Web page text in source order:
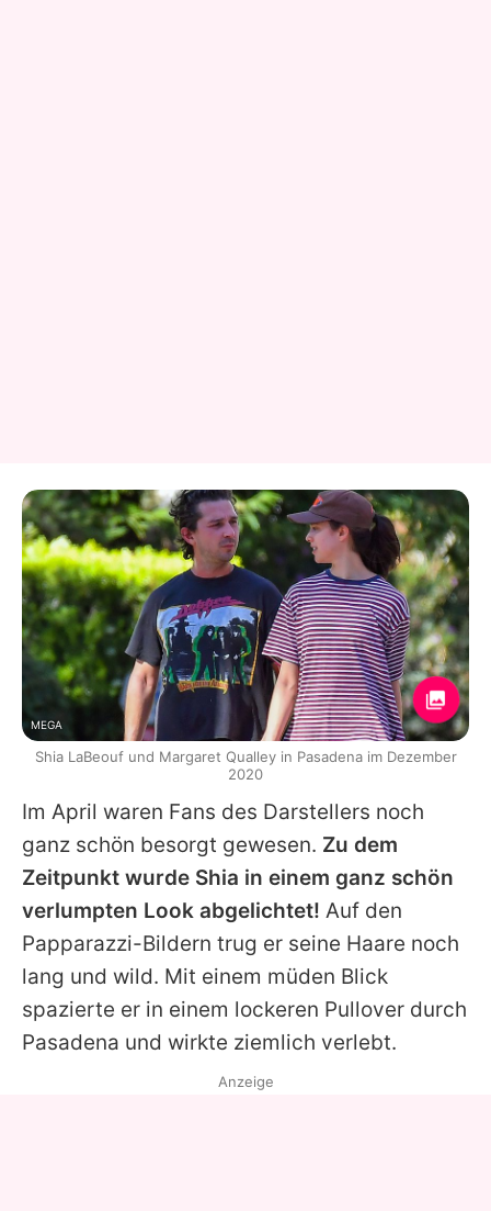
Im April waren Fans des Darstellers noch
ganz schön besorgt gewesen. Zu dem
Zeitpunkt wurde Shia in einem ganz schön
verlumpten Look abgelichtet! Auf den
Papparazzi-Bildern trug er seine Haare noch
lang und wild. Mit einem müden Blick
spazierte er in einem lockeren Pullover durch
Pasadena und wirkte ziemlich verlebt.
MEGA
Shia LaBeouf und Margaret Qualley in Pasadena im Dezember
2020
Anzeige